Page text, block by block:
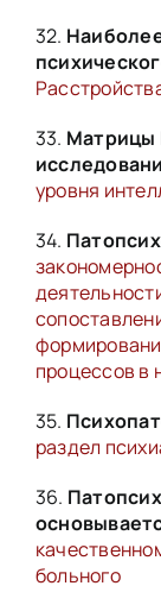
32.
33. Матрицы
уровня
34.
процессов в
35.
раздел
36.
больного